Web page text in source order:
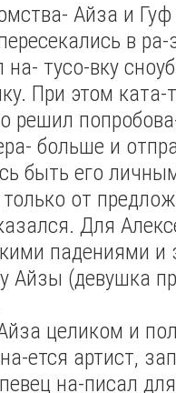
Айза и
в
тусо-вку
При этом ката-
решил
больше и
быть его
от
Для
падениями
(девушка
целиком и
ется артист,
на-писал